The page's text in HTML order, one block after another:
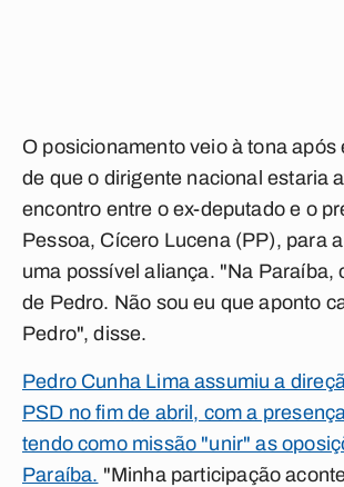
O posicionamento veio à tona após
de que o dirigente nacional estaria
encontro entre o ex-deputado e o
Pessoa, Cícero Lucena (PP), para
uma possível aliança. "Na Paraíba,
de Pedro. Não sou eu que aponto
Pedro", disse.
Pedro Cunha Lima assumiu a
PSD no fim de abril, com a
tendo como missão "unir" as
Paraíba. "Minha participação